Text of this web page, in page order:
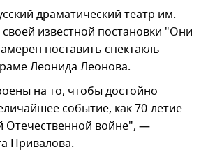
драматический театр им.
известной постановки "Они
поставить спектакль
Леонида Леонова.
на то, чтобы достойно
событие, как 70-летие
Отечественной войне", —
Привалова.